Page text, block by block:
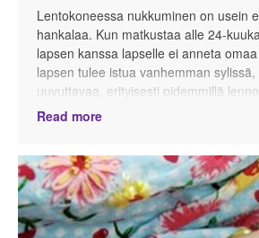
Lentokoneessa nukkuminen on usein
hankalaa. Kun matkustaa alle 24-
lapsen kanssa lapselle ei anneta
lapsen tulee istua vanhemman sylissä,
uuvuttavaa, erityisesti pidemmillä
lennoilla on usein mahdollisuus tilata
markkinoille on tullut innovatiivisia ja
tuotteita, jotka lisäävät lennon
että aikuiselle.
Read more